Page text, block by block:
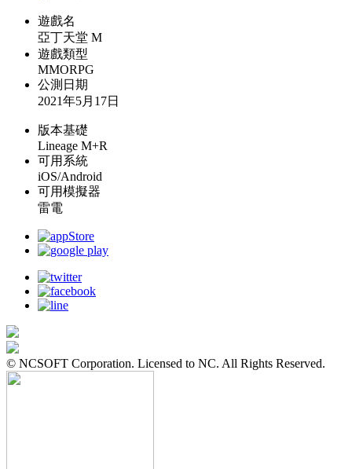
遊戲名
亞丁天堂 M
遊戲類型
MMORPG
公測日期
2021年5月17日
版本基礎
Lineage M+R
可用系統
iOS/Android
可用模擬器
雷電
© NCSOFT Corporation. Licensed to NC. All Rights Reserved.